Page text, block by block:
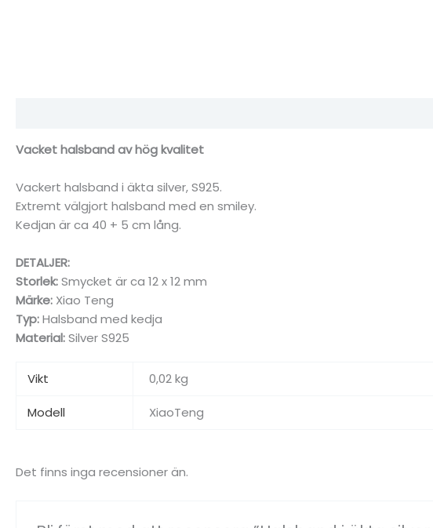
Vacket halsband av hög kvalitet
Vackert halsband i äkta silver, S925.
Extremt välgjort halsband med en smiley.
Kedjan är ca 40 + 5 cm lång.
DETALJER:
Storlek:Smycket är ca 12 x 12 mm
Märke: Xiao Teng
Typ:Halsband med kedja
Material:Silver S925
Vikt 0,02 kg
Modell XiaoTeng
Det finns inga recensioner än.